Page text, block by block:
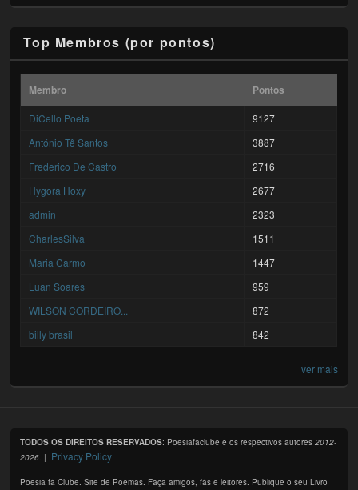
Top Membros (por pontos)
Membro Pontos
DiCello Poeta
9127
António Tê Santos
3887
Frederico De Castro
2716
Hygora Hoxy
2677
admin
2323
CharlesSilva
1511
Maria Carmo
1447
Luan Soares
959
WILSON CORDEIRO...
872
billy brasil
842
ver mais
TODOS OS DIREITOS RESERVADOS: Poesiafaclube e os respectivos autores2012-
2026. | Privacy Policy
Poesia fã Clube. Site de Poemas. Faça amigos, fãs e leitores. Publique o seu Livro